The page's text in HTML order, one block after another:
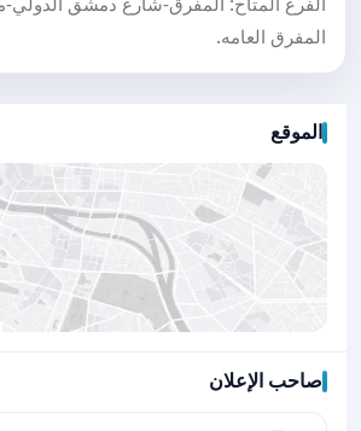
المفرق العامه.
الموقع
صاحب الإعلان